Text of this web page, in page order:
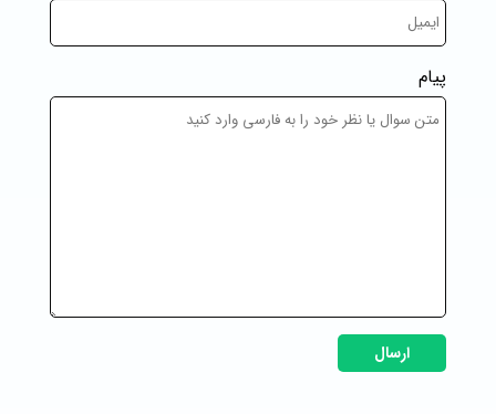
پیام
ارسال